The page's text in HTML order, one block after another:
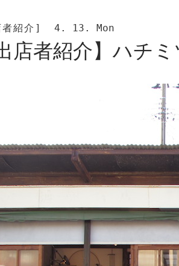
紹介] 4. 13. Mon
店者紹介】ハチ